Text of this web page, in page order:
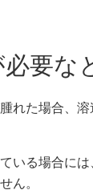
要な
れた場合、溶
る場合には
ん。